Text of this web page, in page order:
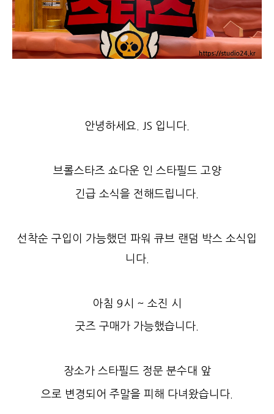
안녕하세요. JS 입니다.
브롤스타즈 쇼다운 인 스타필드 고양
긴급 소식을 전해드립니다.
선착순 구입이 가능했던 파워 큐브 랜덤 박스 소식입
니다.
아침 9시 ~ 소진 시
굿즈 구매가 가능했습니다.
장소가 스타필드 정문 분수대 앞
으로 변경되어 주말을 피해 다녀왔습니다.